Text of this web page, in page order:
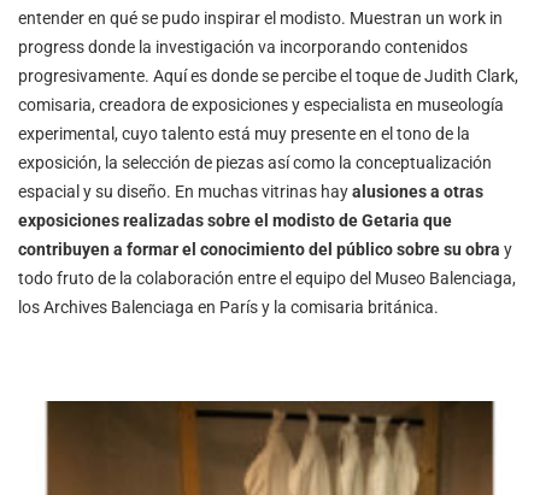
entender en qué se pudo inspirar el modisto. Muestran un work in
progress donde la investigación va incorporando contenidos
progresivamente. Aquí es donde se percibe el toque de Judith Clark,
comisaria, creadora de exposiciones y especialista en museología
experimental, cuyo talento está muy presente en el tono de la
exposición, la selección de piezas así como la conceptualización
espacial y su diseño. En muchas vitrinas hayalusiones a otras
exposiciones realizadas sobre el modisto de Getaria que
contribuyen a formar el conocimiento del público sobre su obra y
todo fruto de la colaboración entre el equipo del Museo Balenciaga,
los Archives Balenciaga en París y la comisaria británica.